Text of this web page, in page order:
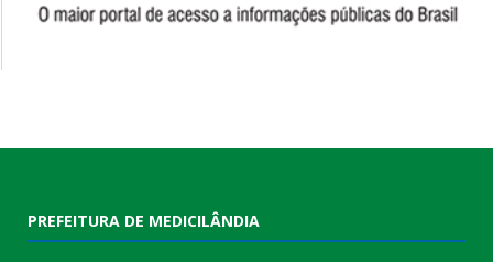
PREFEITURA DE MEDICILÂNDIA